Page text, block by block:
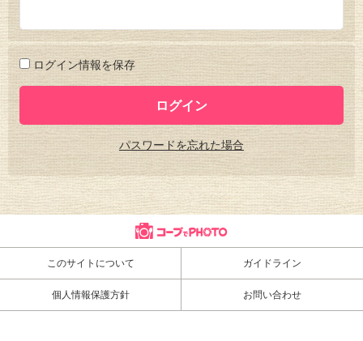
ログイン情報を保存
パスワードを忘れた場合
このサイトについて ガイドライン
個人情報保護方針 お問い合わせ